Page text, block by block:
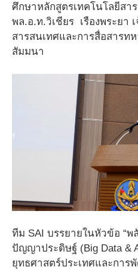
ศึกษาหลักสูตรเทคโนโลยีสา
พล.อ.ท.วิเชียร เรืองพระยา
สารสนเทศและการสื่อสารท
สัมมนา
ทีม SAI บรรยายในหัวข้อ “พ
ปัญญาประดิษฐ์ (Big Data &
ยุทธศาสตร์ประเทศและการ